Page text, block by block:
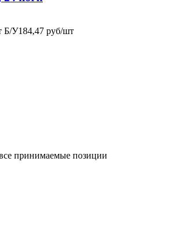
Б/У184,47 руб/шт
принимаемые позиции